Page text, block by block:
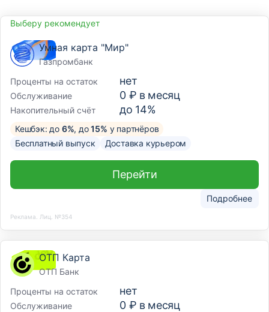
Выберу рекомендует
Умная карта "Мир"
Газпромбанк
Проценты на остаток
нет
Обслуживание 0 ₽ в месяц
Накопительный счёт до 14%
Кешбэк: до 6%, до15% у партнёров
Бесплатный выпуск
Доставка курьером
Подробнее
Перейти
Реклама. Лиц. №354
ОТП Карта
ОТП Банк
Проценты на остаток
нет
Обслуживание 0 ₽ в месяц